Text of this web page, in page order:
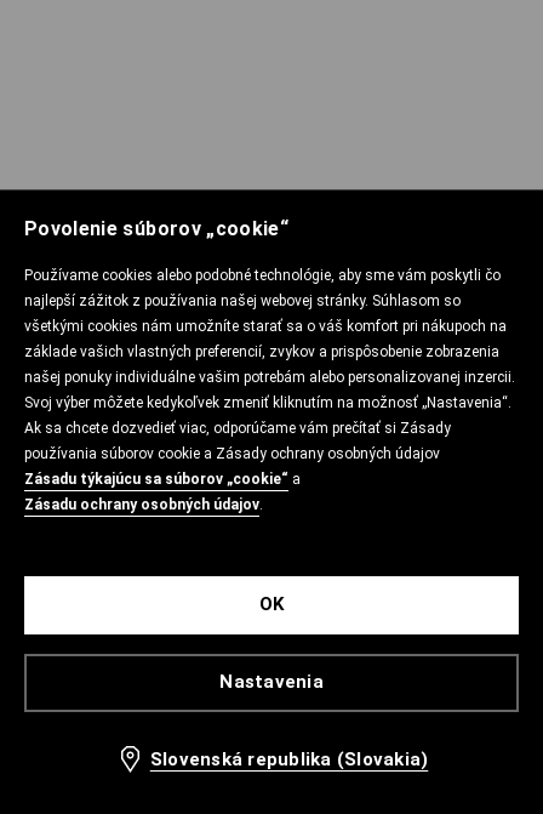
Povolenie súborov „cookie“
Používame cookies alebo podobné technológie, aby sme vám poskytli čo
najlepší zážitok z používania našej webovej stránky. Súhlasom so
všetkými cookies nám umožníte starať sa o váš komfort pri nákupoch na
základe vašich vlastných preferencií, zvykov a prispôsobenie zobrazenia
našej ponuky individuálne vašim potrebám alebo personalizovanej inzercii.
Svoj výber môžete kedykoľvek zmeniť kliknutím na možnosť „Nastavenia“.
Ak sa chcete dozvedieť viac, odporúčame vám prečítať si Zásady
používania súborov cookie a Zásady ochrany osobných údajov
Zásadu týkajúcu sa súborov „cookie“ a
Zásadu ochrany osobných údajov.
Nastavenia
OK
Slovenská republika (Slovakia)